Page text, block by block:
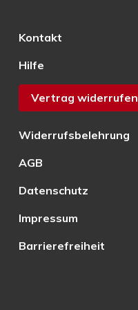
Kontakt
Hilfe
Vertrag widerrufen
Widerrufsbelehrung
AGB
Datenschutz
Impressum
Barrierefreiheit